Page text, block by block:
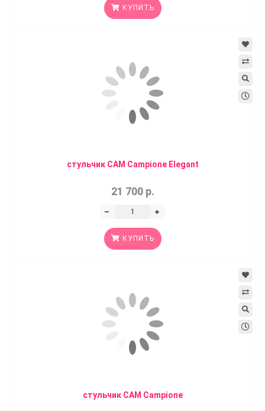
КУПИТЬ
стульчик CAM Campione Elegant
21 700 р.
КУПИТЬ
стульчик CAM Campione